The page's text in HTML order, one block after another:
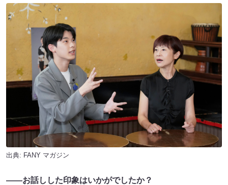
出典: FANY マガジン
――お話しした印象はいかがでしたか？